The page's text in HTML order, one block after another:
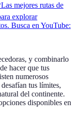
mejores rutas de
explorar
Busca en YouTube:
y combinarlo
hacer que tus
numerosos
tus límites,
del continente.
disponibles en